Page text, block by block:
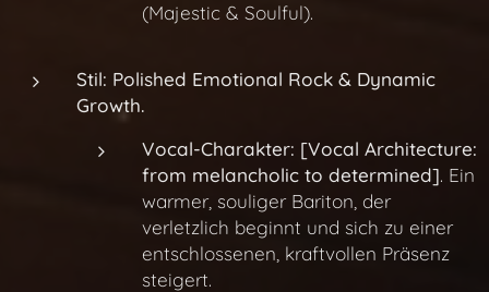
(Majestic & Soulful).
Stil: Polished Emotional Rock & Dynamic
Growth.
Vocal-Charakter: [Vocal Architecture:
from melancholic to determined]. Ein
warmer, souliger Bariton, der
verletzlich beginnt und sich zu einer
entschlossenen, kraftvollen Präsenz
steigert.